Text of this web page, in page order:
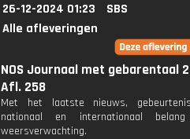
26-12-2024 01:23
SBS
Alle afleveringen
NOS Journaal met gebarentaal
Afl. 258
Met het laatste nieuws,
nationaal en internationaal
weersverwachting.